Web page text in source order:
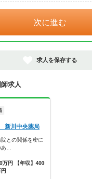
次に進む
求人を保存する
求人
新川中央薬局
との関係を密に
あ…
万円 【年収】400